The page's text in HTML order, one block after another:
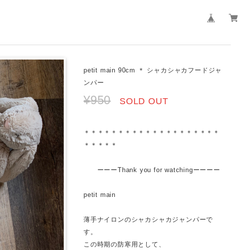
petit main 90cm ＊ シャカシャカフードジャ
ンパー
¥950 SOLD OUT
＊＊＊＊＊＊＊＊＊＊＊＊＊＊＊＊＊＊＊＊
＊＊＊＊＊
ーーーThank you for watchingーーーー
petit main
薄手ナイロンのシャカシャカジャンパーで
す。
この時期の防寒用として、